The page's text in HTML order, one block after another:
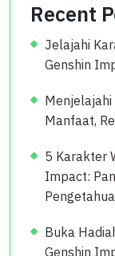
Recent
Jelajahi
Genshin
Menjelajahi
Manfaat,
5 Karakter
Impact:
Buka
Genshin